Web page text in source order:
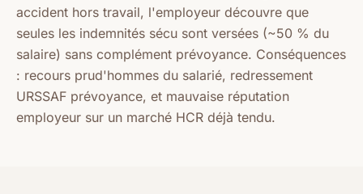
accident hors travail, l'employeur découvre que
seules les indemnités sécu sont versées (~50 % du
salaire) sans complément prévoyance. Conséquences
: recours prud'hommes du salarié, redressement
URSSAF prévoyance, et mauvaise réputation
employeur sur un marché HCR déjà tendu.